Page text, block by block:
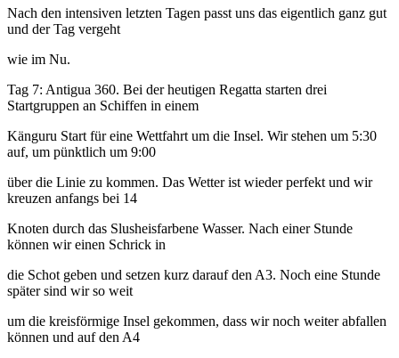
Nach den intensiven letzten Tagen passt uns das eigentlich ganz gut
und der Tag vergeht
wie im Nu.
Tag 7: Antigua 360. Bei der heutigen Regatta starten drei
Startgruppen an Schiffen in einem
Känguru Start für eine Wettfahrt um die Insel. Wir stehen um 5:30
auf, um pünktlich um 9:00
über die Linie zu kommen. Das Wetter ist wieder perfekt und wir
kreuzen anfangs bei 14
Knoten durch das Slusheisfarbene Wasser. Nach einer Stunde
können wir einen Schrick in
die Schot geben und setzen kurz darauf den A3. Noch eine Stunde
später sind wir so weit
um die kreisförmige Insel gekommen, dass wir noch weiter abfallen
können und auf den A4